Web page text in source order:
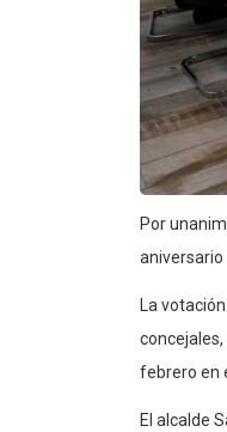
Por
aniversario
La
febrero en
El alcalde